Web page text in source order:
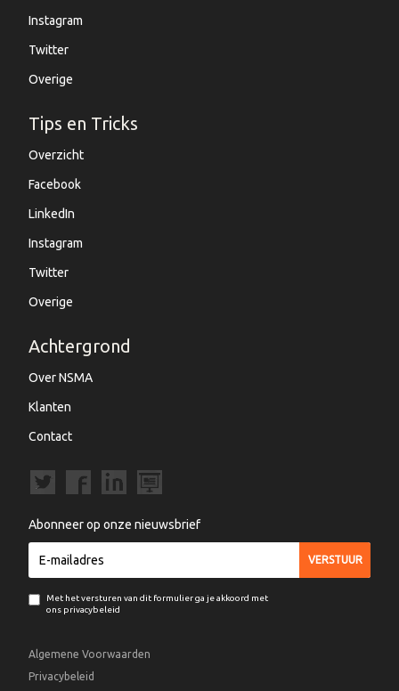
Instagram
Twitter
Overige
Tips en Tricks
Overzicht
Facebook
LinkedIn
Instagram
Twitter
Overige
Achtergrond
Over NSMA
Klanten
Contact
Abonneer op onze nieuwsbrief
Met het versturen van dit formulier ga je akkoord met
ons privacybeleid
Algemene Voorwaarden
Privacybeleid